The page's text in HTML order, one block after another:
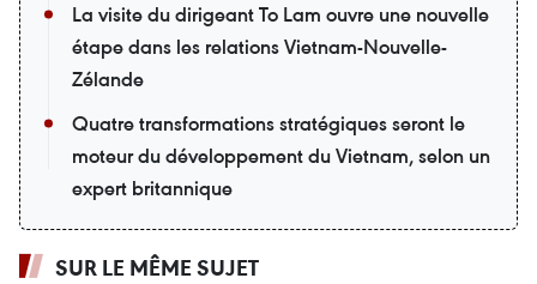
La visite du dirigeant To Lam ouvre une nouvelle
étape dans les relations Vietnam-Nouvelle-
Zélande
Quatre transformations stratégiques seront le
moteur du développement du Vietnam, selon un
expert britannique
SUR LE MÊME SUJET